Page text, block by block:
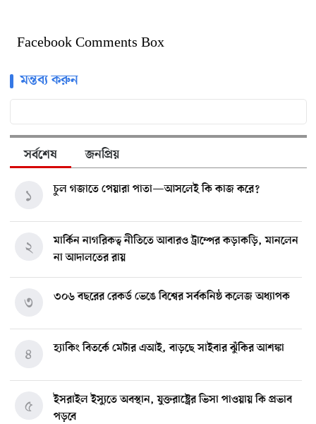
Facebook Comments Box
মন্তব্য করুন
সর্বশেষ জনপ্রিয়
চুল গজাতে পেয়ারা পাতা—আসলেই কি কাজ করে?
১
মার্কিন নাগরিকত্ব নীতিতে আবারও ট্রাম্পের কড়াকড়ি, মানলেন
না আদালতের রায়
২
৩০৬ বছরের রেকর্ড ভেঙে বিশ্বের সর্বকনিষ্ঠ কলেজ অধ্যাপক
৩
হ্যাকিং বিতর্কে মেটার এআই, বাড়ছে সাইবার ঝুঁকির আশঙ্কা
৪
ইসরাইল ইস্যুতে অবস্থান, যুক্তরাষ্ট্রের ভিসা পাওয়ায় কি প্রভাব
পড়বে
৫